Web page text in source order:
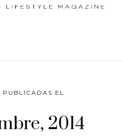
PUBLICADAS EL
2014